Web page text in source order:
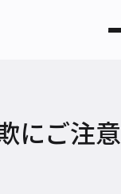
にご注意